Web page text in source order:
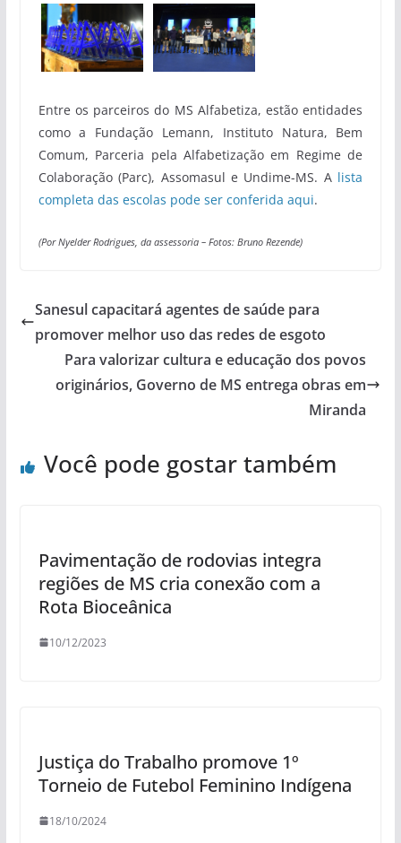
Entre os parceiros do MS Alfabetiza, estão entidades
como a Fundação Lemann, Instituto Natura, Bem
Comum, Parceria pela Alfabetização em Regime de
Colaboração (Parc), Assomasul e Undime-MS. A lista
completa das escolas pode ser conferida aqui.
(Por Nyelder Rodrigues, da assessoria – Fotos: Bruno Rezende)
Sanesul capacitará agentes de saúde para
promover melhor uso das redes de esgoto
Para valorizar cultura e educação dos povos
originários, Governo de MS entrega obras em
Miranda
Você pode gostar também
Pavimentação de rodovias integra
regiões de MS cria conexão com a
Rota Bioceânica
10/12/2023
Justiça do Trabalho promove 1º
Torneio de Futebol Feminino Indígena
18/10/2024